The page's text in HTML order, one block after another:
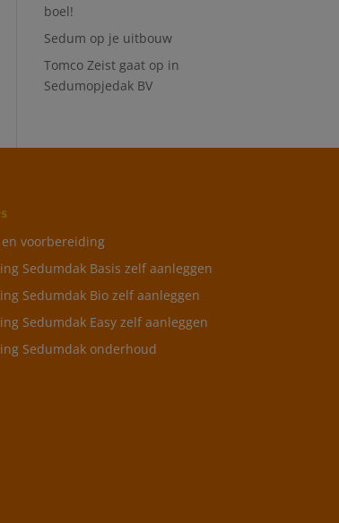
boel!
Sedum op je uitbouw
Tomco Zeist gaat op in
Sedumopjedak BV
voorbereiding
Sedumdak Basis zelf aanleggen
Sedumdak Bio zelf aanleggen
Sedumdak Easy zelf aanleggen
Sedumdak onderhoud